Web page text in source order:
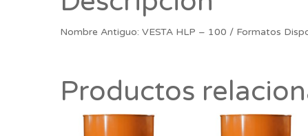
Nombre Antiguo: VESTA HLP – 100 / Formatos
Productos